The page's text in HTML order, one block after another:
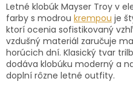
Letné klobúk Mayser Troy v
farby s modrou krempou je
ktorí ocenia sofistikovaný
vzdušný materiál zaručuje
horúcich dní. Klasický tvar
dodáva klobúku moderný a
doplní rôzne letné outfity.